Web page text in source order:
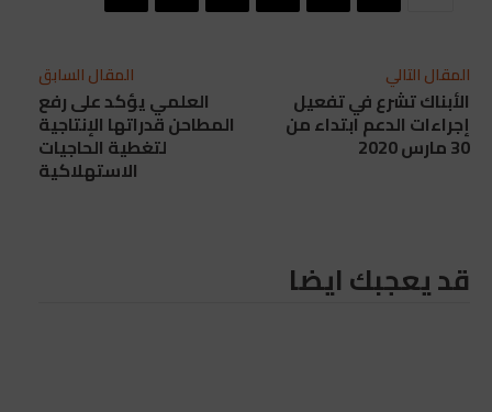
المقال السابق
العلمي يؤكد على رفع
المطاحن قدراتها الإنتاجية
لتغطية الحاجيات
الاستهلاكية
المقال التالي
الأبناك تشرع في تفعيل
إجراءات الدعم ابتداء من
30 مارس 2020
قد يعجبك ايضا